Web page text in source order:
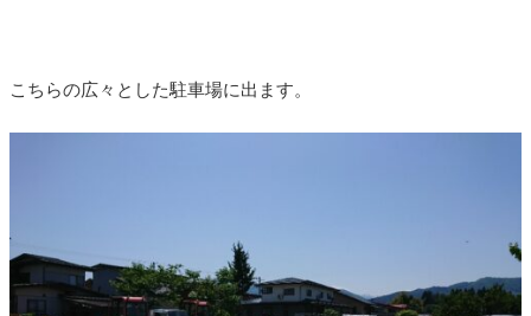
こちらの広々とした駐車場に出ます。